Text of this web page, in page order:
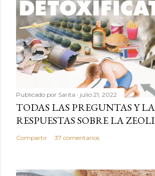
Publicado por Sarita julio 21, 2022
TODAS LAS PREGUNTAS Y
RESPUESTAS SOBRE LA
Compartir 37 comentarios